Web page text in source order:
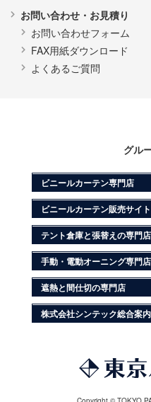
お問い合わせ・お見積り
お問い合わせフォーム
FAX用紙ダウンロード
よくあるご質問
グル
ビニールカーテン専門店
ビニールカーテン販売サイト
テント倉庫と張替えの専門店
手動・電動オーニング専門店
遮熱と間仕切の専門店
株式会社シンテック総合案内